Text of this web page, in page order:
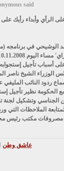
said...
الرأي وأبداء رأيك على
الوشيحي في برنامجه
أسباب تأجيل
الوزراء الشيخ ناصر
ردود النائب المليفي
وتشكيل لجنة
الملاحظات التي
مصروفات مكتب رئيس
عاشق وطن